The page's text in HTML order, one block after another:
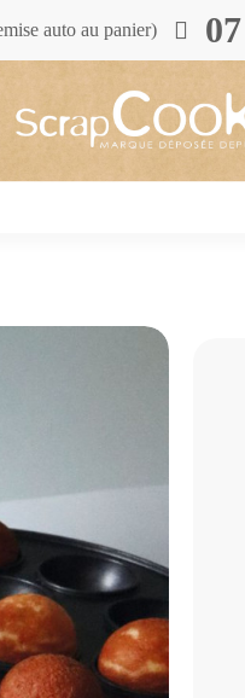
auto au panier) 07